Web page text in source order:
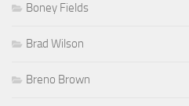
Boney Fields
Brad Wilson
Breno Brown